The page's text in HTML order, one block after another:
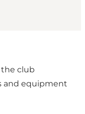
the club
and equipment